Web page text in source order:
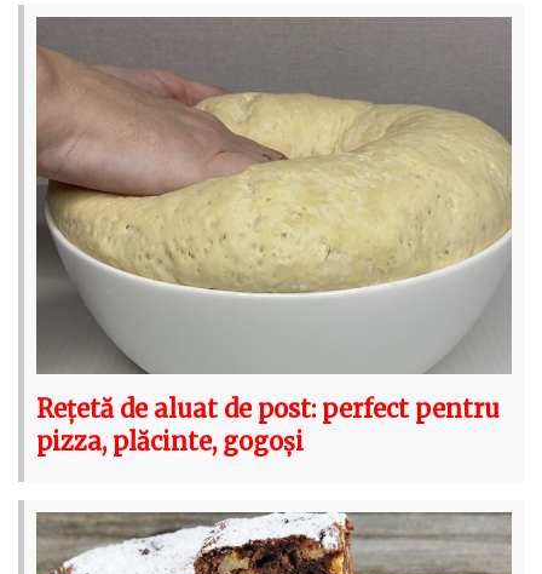
Rețetă de aluat de post: perfect pentru
pizza, plăcinte, gogoși